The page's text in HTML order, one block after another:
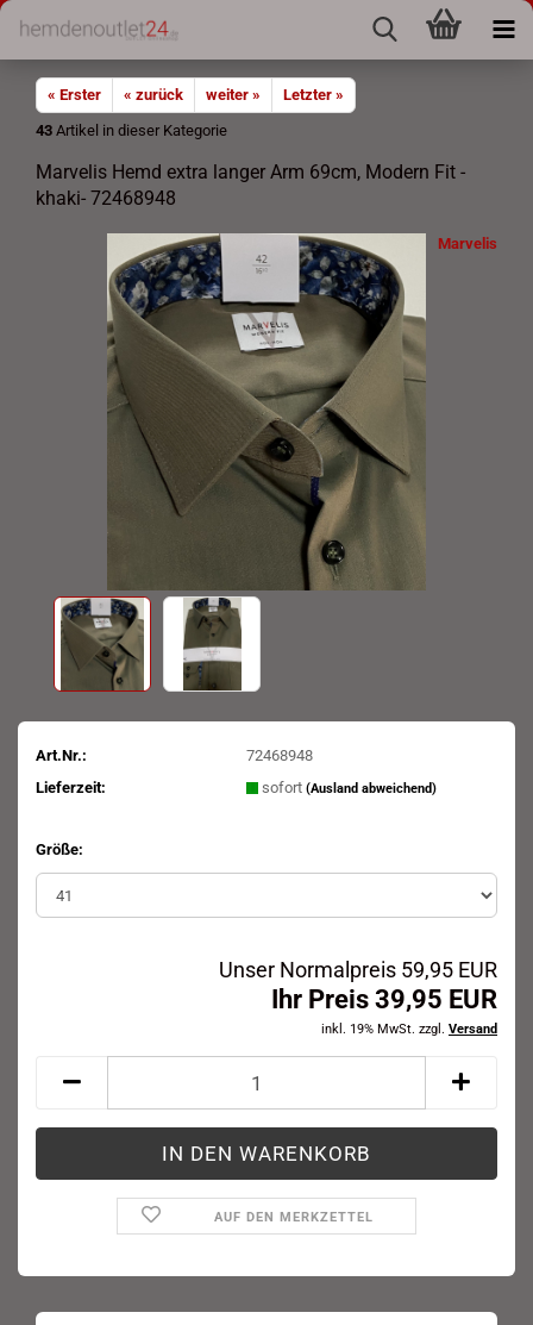
« Erster « zurück weiter »
Letzter »
43 Artikel in dieser Kategorie
Marvelis Hemd extra langer Arm 69cm, Modern Fit -
khaki- 72468948
Marvelis
Art.Nr.:
72468948
Lieferzeit:
sofort (Ausland abweichend)
Größe:
Unser Normalpreis 59,95 EUR
Ihr Preis 39,95 EUR
inkl. 19% MwSt. zzgl. Versand
AUF DEN MERKZETTEL